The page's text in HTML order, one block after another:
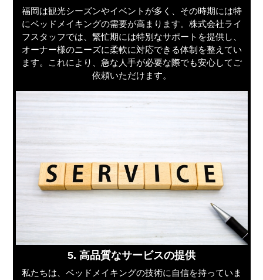
福岡は観光シーズンやイベントが多く、その時期には特
にベッドメイキングの需要が高まります。株式会社ライ
フスタッフでは、繁忙期には特別なサポートを提供し、
オーナー様のニーズに柔軟に対応できる体制を整えてい
ます。これにより、急な人手が必要な際でも安心してご
依頼いただけます。
5. 高品質なサービスの提供
私たちは、ベッドメイキングの技術に自信を持っていま